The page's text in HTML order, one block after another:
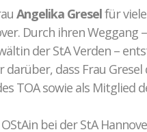
Angelika Greselfür
Durch ihren Weggang –
der StA Verden –
dass Frau Gresel
TOA sowie als Mitglied
OStAin bei der StA